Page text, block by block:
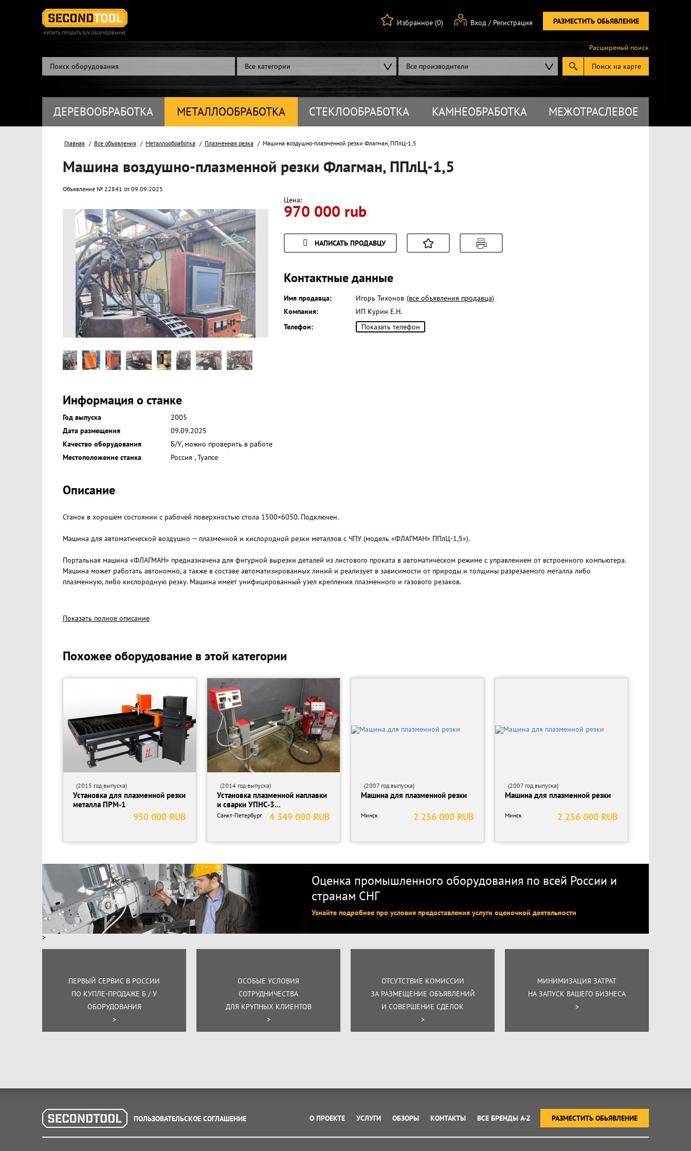
РАЗМЕСТИТЬ ОБЬЯВЛЕНИЕ
Вход / Регистрация
Избранное (0)
Все категории Все производители Поиск на карте
Расширеный поиск
ДЕРЕВООБРАБОТКА МЕТАЛЛООБРАБОТКА СТЕКЛООБРАБОТКА КАМНЕОБРАБОТКА МЕЖОТРАСЛЕВОЕ
Главная Все объявления Металлообработка Плазменная резка Машина воздушно-плазменной резки Флагман, ППлЦ-1,5
Машина воздушно-плазменной резки Флагман, ППлЦ-1,5
Объявление № 22841 от 09.09.2025
Цена:
970 000 rub
НАПИСАТЬ ПРОДАВЦУ
Контактные данные
Имя продавца: Игорь Тихонов (все объявления продавца)
Компания:
ИП Курин Е.Н.
Телефон:
Показать телефон
Информация о станке
Год выпуска
2005
Дата размещения
09.09.2025
Качество оборудования
Б/У, можно проверить в работе
Местоположение станка
Россия ,Туапсе
Описание
Станок в хорошем состоянии c рабочей поверхностью столa 1500×6050. Подключен.
Машина для автоматической воздушнo — плазменной и кислородной резки металлов с ЧПУ (модель «ФЛАГМАН» ППлЦ-1,5»).
Портальная машина «ФЛАГМАН» предназначена для фигурной вырезки деталей из листового прокатa в автоматическом режиме с управлением от встроенного компьютера.
Машина может работать автономно, а также в составе автоматизированных линий и реализует в зависимости от природы и толщины разрезаемого металла либо
плазменную, либо кислородную резку. Машина имеет унифицированный узел крепления плазменного и газового резаков.
с последующей их вырезкой.
Показать полное описание
Похожее оборудование в этой категории
(2015 год выпуска)
Установка для плазменной резки
металла ПРМ-1
950 000 RUB
(2014 год выпуска)
Установка плазменной наплавки
и сварки УПНС-3...
4 349 000 RUB
Санкт-Петербург
(2007 год выпуска)
Машина для плазменной резки
2 256 000 RUB
Минск
(2007 год выпуска)
Машина для плазменной резки
2 256 000 RUB
Минск
Оценка промышленного оборудования по всей России и
странам СНГ
Узнайте подробнее про условия предоставления услуги оценочной деятельности
>
ПЕРВЫЙ СЕРВИС В РОССИИ
ПО КУПЛЕ-ПРОДАЖЕ Б / У
ОБОРУДОВАНИЯ
>
ОСОБЫЕ УСЛОВИЯ
СОТРУДНИЧЕСТВА
ДЛЯ КРУПНЫХ КЛИЕНТОВ
>
ОТСУТСТВИЕ КОМИССИИ
ЗА РАЗМЕЩЕНИЕ ОБЪЯВЛЕНИЙ
И СОВЕРШЕНИЕ СДЕЛОК
>
МИНИМИЗАЦИЯ ЗАТРАТ
НА ЗАПУСК ВАШЕГО БИЗНЕСА
>
ПОЛЬЗОВАТЕЛЬСКОЕ СОГЛАШЕНИЕ РАЗМЕСТИТЬ ОБЬЯВЛЕНИЕ
О ПРОЕКТЕ УСЛУГИ ОБЗОРЫ КОНТАКТЫ ВСЕ БРЕНДЫ A-Z